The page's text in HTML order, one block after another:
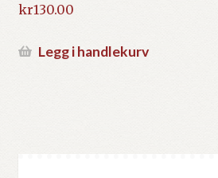
kr130.00
Legg i handlekurv